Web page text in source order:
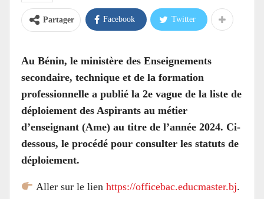
Partager Facebook Twitter
Au Bénin, le ministère des Enseignements
secondaire, technique et de la formation
professionnelle a publié la 2e vague de la liste de
déploiement des Aspirants au métier
d’enseignant (Ame) au titre de l’année 2024. Ci-
dessous, le procédé pour consulter les statuts de
déploiement.
Aller sur le lien https://officebac.educmaster.bj.